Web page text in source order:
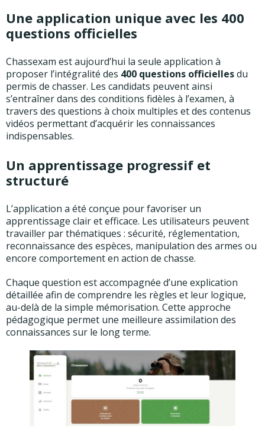
Une application unique avec les 400
questions officielles
Chassexam est aujourd’hui la seule application à
proposer l’intégralité des 400 questions officiellesdu
permis de chasser. Les candidats peuvent ainsi
s’entraîner dans des conditions fidèles à l’examen, à
travers des questions à choix multiples et des contenus
vidéos permettant d’acquérir les connaissances
indispensables.
Un apprentissage progressif et
structuré
L’application a été conçue pour favoriser un
apprentissage clair et efficace. Les utilisateurs peuvent
travailler par thématiques : sécurité, réglementation,
reconnaissance des espèces, manipulation des armes ou
encore comportement en action de chasse.
Chaque question est accompagnée d’une explication
détaillée afin de comprendre les règles et leur logique,
au-delà de la simple mémorisation. Cette approche
pédagogique permet une meilleure assimilation des
connaissances sur le long terme.